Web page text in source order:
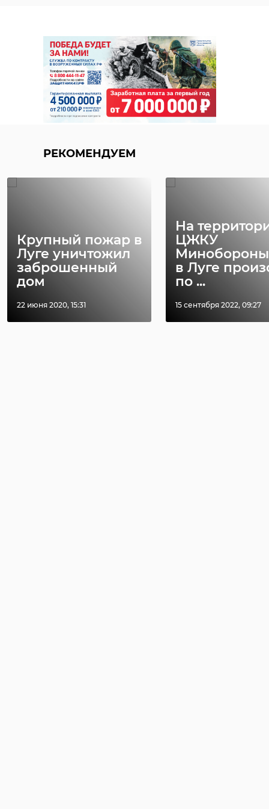
РЕКОМЕНДУЕМ
Крупный пожар в
Луге уничтожил
заброшенный
дом
22 июня 2020, 15:31
На
ЦЖКУ
в Луге
по ...
15 сентября 2022, 09:27
тосненский район
московское шоссе
трасса м-10
массовая авария